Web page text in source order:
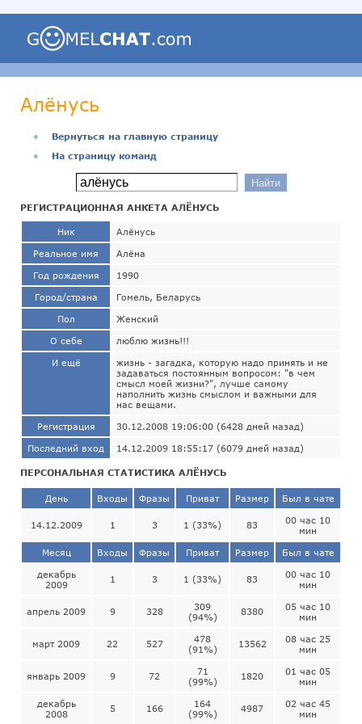
Алёнусь
●
Вернуться на главную страницу
●
На страницу команд
РЕГИСТРАЦИОННАЯ АНКЕТА АЛЁНУСЬ
Ник Алёнусь
Реальное имя Алёна
Год рождения 1990
Город/страна Гомель, Беларусь
Пол Женский
О себе люблю жизнь!!!
И ещё
жизнь - загадка, которую надо принять и не
задаваться постоянным вопросом: "в чем
смысл моей жизни?", лучше самому
наполнить жизнь смыслом и важными для
нас вещами.
Регистрация 30.12.2008 19:06:00 (6428 дней назад)
Последний вход 14.12.2009 18:55:17 (6079 дней назад)
ПЕРСОНАЛЬНАЯ СТАТИСТИКА АЛЁНУСЬ
День Входы Фразы Приват Размер Был в чате
14.12.2009 1 3 1 (33%) 83
00 час 10
мин
Месяц Входы Фразы Приват Размер Был в чате
декабрь
2009
1 3 1 (33%) 83
00 час 10
мин
апрель 2009 9 328
309
(94%)
8380
05 час 10
мин
март 2009 22 527
478
(91%)
13562
08 час 25
мин
январь 2009 9 72
71
(99%)
1820
01 час 05
мин
декабрь
2008
5 166
164
(99%)
4987
02 час 45
мин